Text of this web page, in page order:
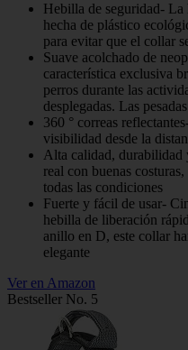
Hebilla de seguridad-
hecha de plástico
para evitar que el collar
Suave acolchado de
característica exclusiva
perros durante las
desplegadas. Las
360 ° correas
visibilidad desde la
Alta calidad, durabilidad
real con buenas
todas las condiciones
Fuerte y fácil de usar-
hebilla de liberación
anillo en D, este collar
elegante
Ver en Amazon
Bestseller No. 5